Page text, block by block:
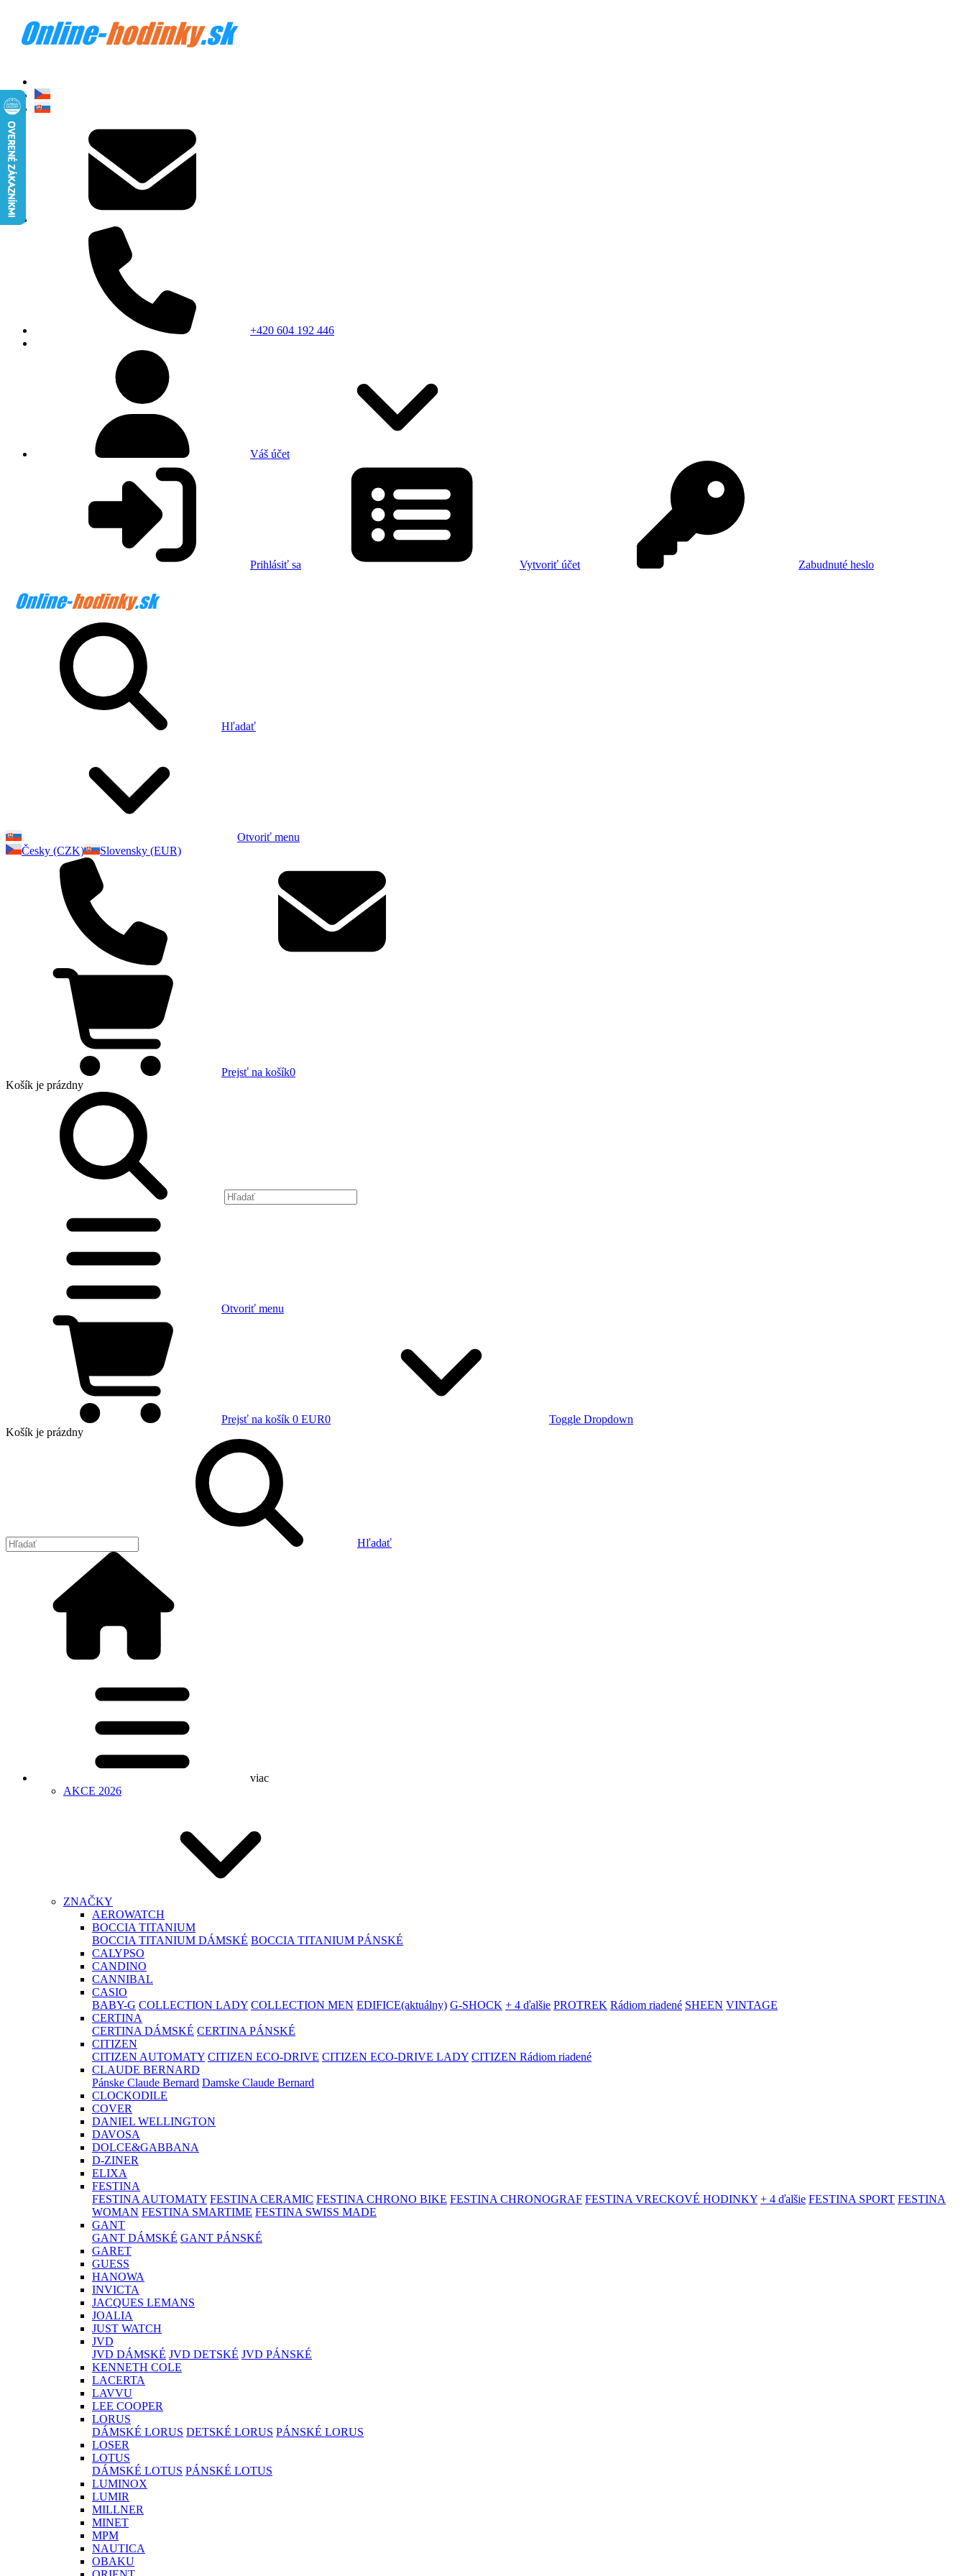
+420 604 192 446
Váš účet
Prihlásiť sa Vytvoriť účet Zabudnuté heslo
Hľadať
Otvoriť menu
Česky (CZK)
Slovensky (EUR)
Prejsť na košík0
Košík je prázdny
Otvoriť menu
Prejsť na košík 0 EUR0
Toggle Dropdown
Košík je prázdny
Hľadať
viac
AKCE 2026
ZNAČKY
AEROWATCH
BOCCIA TITANIUM
BOCCIA TITANIUM DÁMSKÉ BOCCIA TITANIUM PÁNSKÉ
CALYPSO
CANDINO
CANNIBAL
CASIO
BABY-G COLLECTION LADY COLLECTION MEN EDIFICE(aktuálny) G-SHOCK + 4 ďalšie PROTREK Rádiom riadené SHEEN VINTAGE
CERTINA
CERTINA DÁMSKÉ CERTINA PÁNSKÉ
CITIZEN
CITIZEN AUTOMATY CITIZEN ECO-DRIVE CITIZEN ECO-DRIVE LADY CITIZEN Rádiom riadené
CLAUDE BERNARD
Pánske Claude Bernard Damske Claude Bernard
CLOCKODILE
COVER
DANIEL WELLINGTON
DAVOSA
DOLCE&GABBANA
D-ZINER
ELIXA
FESTINA
FESTINA AUTOMATY FESTINA CERAMIC FESTINA CHRONO BIKE FESTINA CHRONOGRAF FESTINA VRECKOVÉ HODINKY + 4 ďalšie FESTINA SPORT FESTINA
WOMAN FESTINA SMARTIME FESTINA SWISS MADE
GANT
GANT DÁMSKÉ GANT PÁNSKÉ
GARET
GUESS
HANOWA
INVICTA
JACQUES LEMANS
JOALIA
JUST WATCH
JVD
JVD DÁMSKÉ JVD DETSKÉ JVD PÁNSKÉ
KENNETH COLE
LACERTA
LAVVU
LEE COOPER
LORUS
DÁMSKÉ LORUS DETSKÉ LORUS PÁNSKÉ LORUS
LOSER
LOTUS
DÁMSKÉ LOTUS PÁNSKÉ LOTUS
LUMINOX
LUMIR
MILLNER
MINET
MPM
NAUTICA
OBAKU